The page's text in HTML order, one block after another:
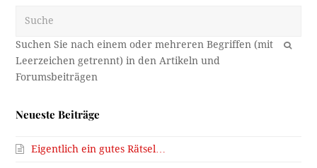
OK
Neueste Beiträge
Eigentlich ein gutes Rätsel…